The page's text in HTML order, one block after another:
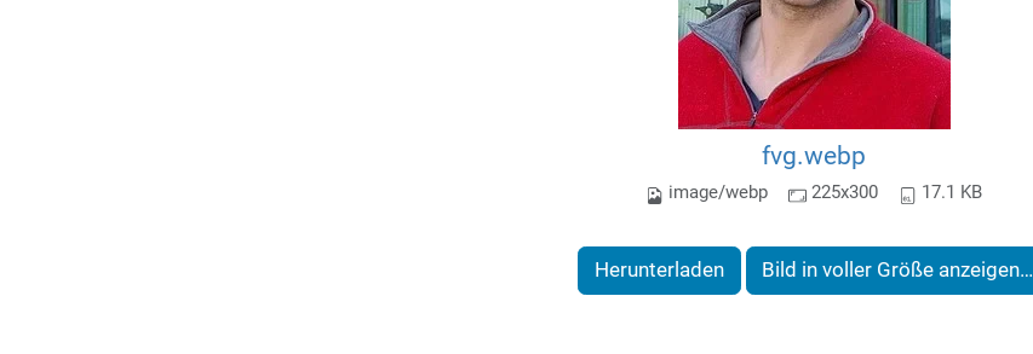
fvg.webp
image/webp 225x300 17.1 KB
Herunterladen Bild in voller Größe anzeigen…